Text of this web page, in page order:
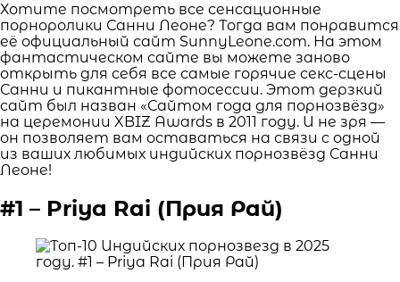
Хотите посмотреть все сенсационные
порноролики Санни Леоне? Тогда вам понравится
её официальный сайт SunnyLeone.com. На этом
фантастическом сайте вы можете заново
открыть для себя все самые горячие секс-сцены
Санни и пикантные фотосессии. Этот дерзкий
сайт был назван «Сайтом года для порнозвёзд»
на церемонии XBIZ Awards в 2011 году. И не зря —
он позволяет вам оставаться на связи с одной
из ваших любимых индийских порнозвёзд Санни
Леоне!
#1 – Priya Rai (Прия Рай)